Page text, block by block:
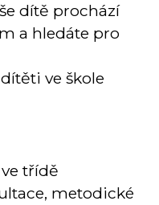
dítě prochází
a hledáte pro
ve škole
třídě
metodické